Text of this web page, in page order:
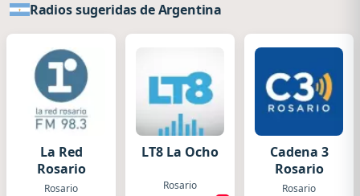
Radios sugeridas de Argentina
La Red
Rosario
Rosario
LT8 La Ocho
Rosario
Cadena 3
Rosario
Rosario